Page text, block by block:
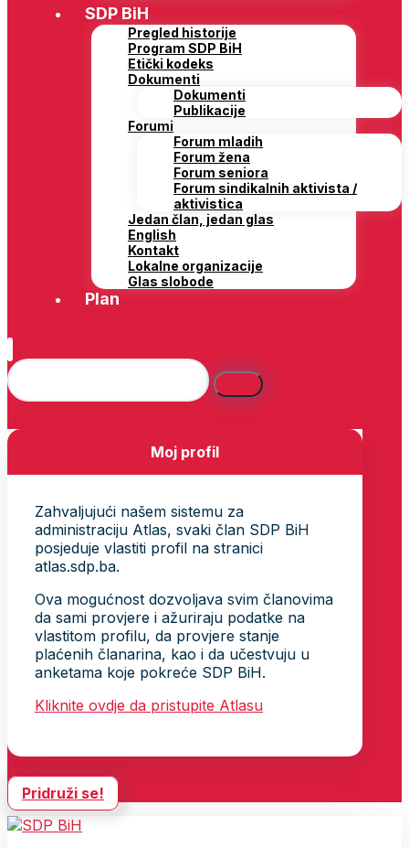
SDP BiH
Pregled historije
Program SDP BiH
Etički kodeks
Dokumenti
Dokumenti
Publikacije
Forumi
Forum mladih
Forum žena
Forum seniora
Forum sindikalnih aktivista /
aktivistica
Jedan član, jedan glas
English
Kontakt
Lokalne organizacije
Glas slobode
Plan
Moj profil
Zahvaljujući našem sistemu za
administraciju Atlas, svaki član SDP BiH
posjeduje vlastiti profil na stranici
atlas.sdp.ba.
Ova mogućnost dozvoljava svim članovima
da sami provjere i ažuriraju podatke na
vlastitom profilu, da provjere stanje
plaćenih članarina, kao i da učestvuju u
anketama koje pokreće SDP BiH.
Kliknite ovdje da pristupite Atlasu
Pridruži se!